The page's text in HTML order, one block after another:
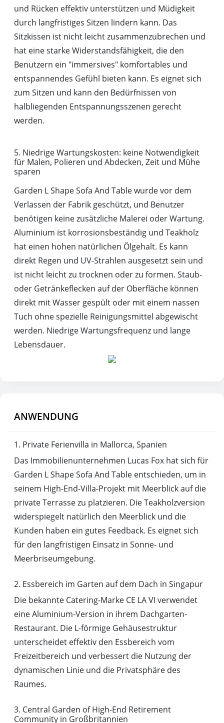
und Rücken effektiv unterstützen und Müdigkeit
durch langfristiges Sitzen lindern kann. Das
Sitzkissen ist nicht leicht zusammenzubrechen und
hat eine starke Widerstandsfähigkeit, die den
Benutzern ein "immersives" komfortables und
entspannendes Gefühl bieten kann. Es eignet sich
zum Sitzen und kann den Bedürfnissen von
halbliegenden Entspannungsszenen gerecht
werden.
5. Niedrige Wartungskosten: keine Notwendigkeit
für Malen, Polieren und Abdecken, Zeit und Mühe
sparen
Garden L Shape Sofa And Table wurde vor dem
Verlassen der Fabrik geschützt, und Benutzer
benötigen keine zusätzliche Malerei oder Wartung.
Aluminium ist korrosionsbeständig und Teakholz
hat einen hohen natürlichen Ölgehalt. Es kann
direkt Regen und UV-Strahlen ausgesetzt sein und
ist nicht leicht zu trocknen oder zu formen. Staub-
oder Getränkeflecken auf der Oberfläche können
direkt mit Wasser gespült oder mit einem nassen
Tuch ohne spezielle Reinigungsmittel abgewischt
werden. Niedrige Wartungsfrequenz und lange
Lebensdauer.
ANWENDUNG
1. Private Ferienvilla in Mallorca, Spanien
Das Immobilienunternehmen Lucas Fox hat sich für
Garden L Shape Sofa And Table entschieden, um in
seinem High-End-Villa-Projekt mit Meerblick auf die
private Terrasse zu platzieren. Die Teakholzversion
widerspiegelt natürlich den Meerblick und die
Kunden haben ein gutes Feedback. Es eignet sich
für den langfristigen Einsatz in Sonne- und
Meerbriseumgebung.
2. Essbereich im Garten auf dem Dach in Singapur
Die bekannte Catering-Marke CE LA VI verwendet
eine Aluminium-Version in ihrem Dachgarten-
Restaurant. Die L-förmige Gehäusestruktur
unterscheidet effektiv den Essbereich vom
Freizeitbereich und verbessert die Nutzung der
dynamischen Linie und die Privatsphäre des
Raumes.
3. Central Garden of High-End Retirement
Community in Großbritannien